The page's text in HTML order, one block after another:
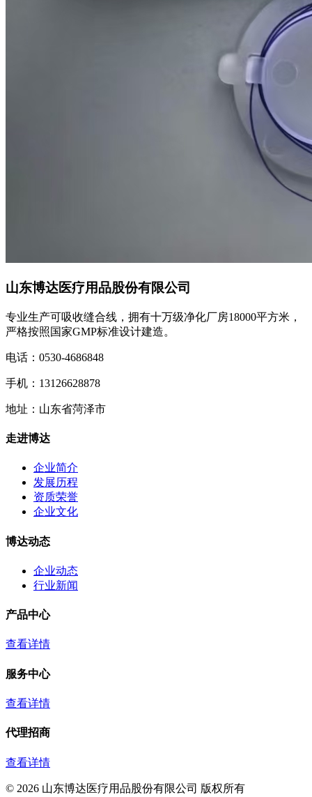
山东博达医疗用品股份有限公司
专业生产可吸收缝合线，拥有十万级净化厂房18000平方米，
严格按照国家GMP标准设计建造。
电话：0530-4686848
手机：13126628878
地址：山东省菏泽市
走进博达
企业简介
发展历程
资质荣誉
企业文化
博达动态
企业动态
行业新闻
产品中心
查看详情
服务中心
查看详情
代理招商
查看详情
© 2026 山东博达医疗用品股份有限公司 版权所有